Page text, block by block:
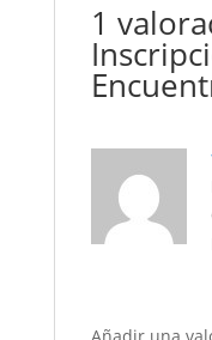
1